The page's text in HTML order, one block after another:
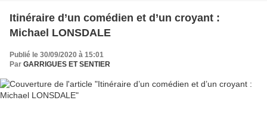
Itinéraire d’un comédien et d’un croyant :
Michael LONSDALE
Publié le 30/09/2020 à 15:01
Par GARRIGUES ET SENTIER